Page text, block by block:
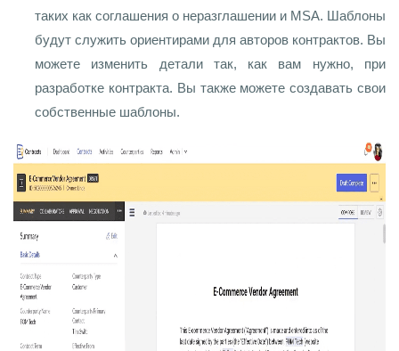
таких как соглашения о неразглашении и MSA. Шаблоны
будут служить ориентирами для авторов контрактов. Вы
можете изменить детали так, как вам нужно, при
разработке контракта. Вы также можете создавать свои
собственные шаблоны.